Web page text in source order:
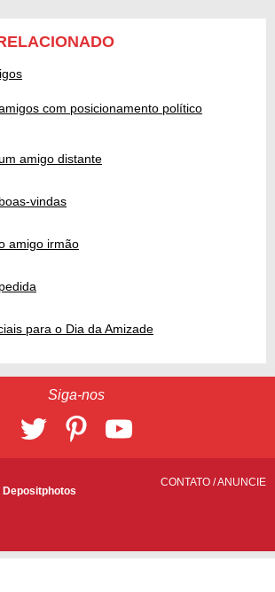
com posicionamento político
amigo distante
vindas
amigo irmão
para o Dia da Amizade
Siga-nos
Depositphotos
CONTATO /ANUNCIE